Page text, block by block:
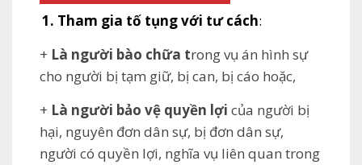
1. Tham gia tố tụng với tư cách:
+ Là người bào chữa trong vụ án hình sự
cho người bị tạm giữ, bị can, bị cáo hoặc,
+ Là người bảo vệ quyền lợi của người bị
hại, nguyên đơn dân sự, bị đơn dân sự,
người có quyền lợi, nghĩa vụ liên quan trong